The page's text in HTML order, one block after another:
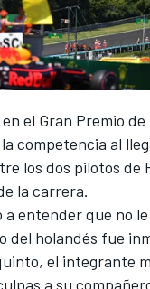
el Gran Premio de
competencia al
los dos pilotos de
la carrera.
entender que no
del holandés fue
el integrante
a su